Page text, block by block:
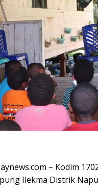
– Kodim
Ilekma Distrik